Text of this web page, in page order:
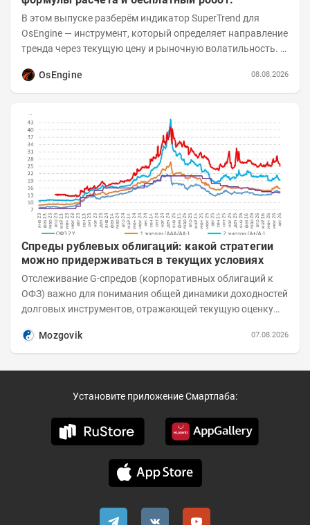
В этом выпуске разберём индикатор SuperTrend для
OsEngine — инструмент, который определяет направление
тренда через текущую цену и рыночную волатильность. В
OsEngine
08.08.2026
Спреды рублевых облигаций: какой стратегии
можно придерживаться в текущих условиях
Отслеживание G-спредов (корпоративных облигаций к
ОФЗ) важно для понимания общей динамики доходностей
долговых инструментов, отражающей текущую оценку
Mozgovik
07.08.2026
Установите приложение Смартлаба: